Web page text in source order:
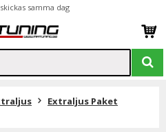
samma dag
Extraljus Paket